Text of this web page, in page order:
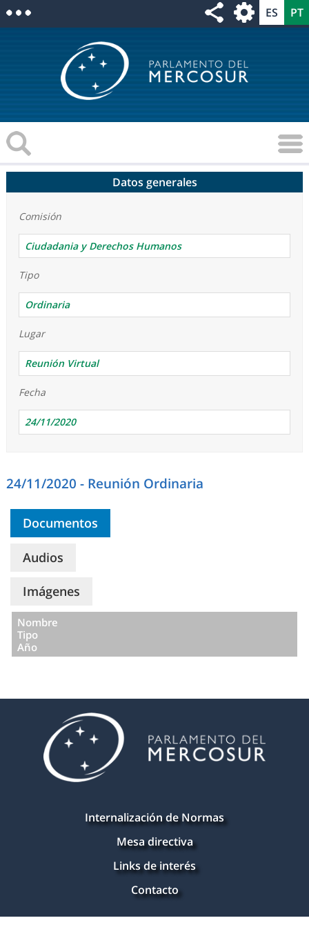
Datos generales
Comisión
Ciudadania y Derechos Humanos
Tipo
Ordinaria
Lugar
Reunión Virtual
Fecha
24/11/2020
24/11/2020 - Reunión Ordinaria
Documentos
Audios
Imágenes
Nombre
Tipo
Año
Internalización de Normas
Mesa directiva
Links de interés
Contacto